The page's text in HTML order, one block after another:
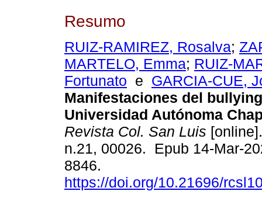
Resumo
RUIZ-RAMIREZ, Rosalva;
MARTELO, Emma; RUIZ-
Fortunato e GARCIA-CUE,
Manifestaciones del
Universidad Autónoma
Revista Col. San Luis
n.21, 00026. Epub 14-Mar-
8846.
https://doi.org/10.21696/